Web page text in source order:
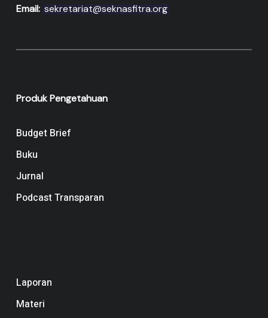
Email: sekretariat@seknasfitra.org
Produk Pengetahuan
Budget Brief
Buku
Jurnal
Podcast Transparan
Laporan
Materi